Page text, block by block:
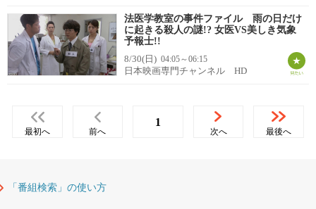
法医学教室の事件ファイル 雨の日だけ
に起きる殺人の謎!? 女医VS美しき気象
予報士!!
8/30(日) 04:05～06:15
日本映画専門チャンネル HD
最初へ 前へ
1
次へ 最後へ
「番組検索」の使い方